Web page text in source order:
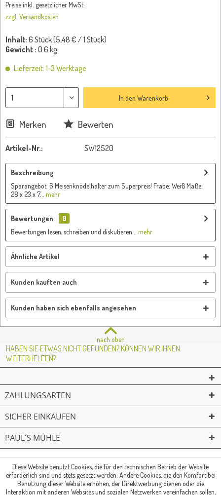
Preise inkl. gesetzlicher MwSt.
zzgl. Versandkosten
Inhalt: 6 Stück (5,48 € / 1 Stück)
Gewicht : 0.6 kg
Lieferzeit: 1-3 Werktage
In den Warenkorb
Merken Bewerten
Artikel-Nr.: SW12520
Beschreibung
Sparangebot: 6 Meisenknödelhalter zum Superpreis! Frabe: Weiß Maße:
28 x 23 x 7...
mehr
Bewertungen
0
Bewertungen lesen, schreiben und diskutieren...
mehr
Ähnliche Artikel
Kunden kauften auch
Kunden haben sich ebenfalls angesehen
nach oben
HABEN SIE ETWAS NICHT GEFUNDEN? KÖNNEN WIR IHNEN
WEITERHELFEN?
ZAHLUNGSARTEN
SICHER EINKAUFEN
PAUL´S MÜHLE
© Paul's Mühle | Inhaber: Christof Paul e.K. | Westring 2 | 45659
Recklinghausen
Fax: 02361 -28831 | E-Mail: info@pauls-muehle.de
Diese Website benutzt Cookies, die für den technischen Betrieb der Website
erforderlich sind und stets gesetzt werden. Andere Cookies, die den Komfort bei
Benutzung dieser Website erhöhen, der Direktwerbung dienen oder die
Interaktion mit anderen Websites und sozialen Netzwerken vereinfachen sollen,